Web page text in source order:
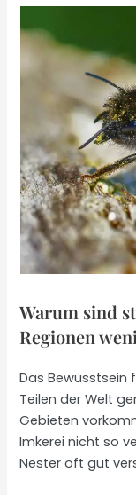
Warum sind
Regionen
Das Bewusstsein
Teilen der Welt
Gebieten
Imkerei nicht so
Nester oft gut